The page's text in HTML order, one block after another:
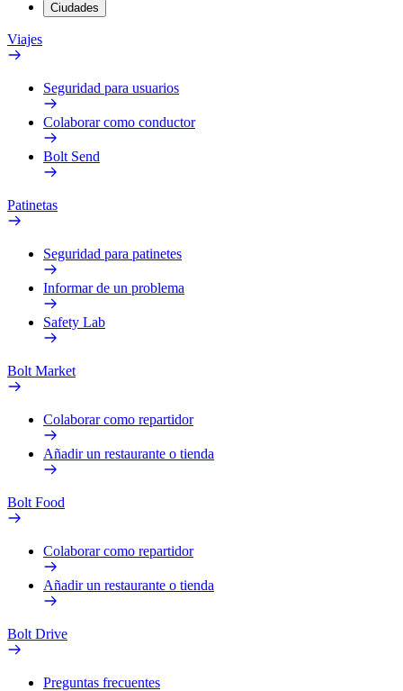
Ciudades
Viajes
Seguridad para usuarios
Colaborar como conductor
Bolt Send
Patinetas
Seguridad para patinetes
Informar de un problema
Safety Lab
Bolt Market
Colaborar como repartidor
Añadir un restaurante o tienda
Bolt Food
Colaborar como repartidor
Añadir un restaurante o tienda
Bolt Drive
Preguntas frecuentes